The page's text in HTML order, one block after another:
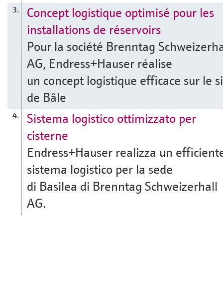
3.
Concept logistique optimisé pour les
installations de réservoirs
Pour la société Brenntag
AG, Endress+Hauser réalise
un concept logistique efficace sur le
de Bâle
4.
Sistema logistico ottimizzato per
cisterne
Endress+Hauser realizza un
sistema logistico per la sede
di Basilea di Brenntag Schweizerhall
AG.